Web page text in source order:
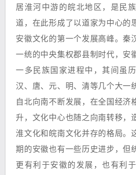
居淮河中游的皖北地区，是民
道，在此形成了以道家为中心的
安徽文化的第一个发展高峰。秦
一统的中央集权郡县制时代，安
一多民族国家进程中，其间虽
汉、唐、元、明、清等几个大一
自北向南不断发展，在全国经济
升，文化中心也随之向南转移，
淮文化和皖南文化并存的格局。
期的安徽也有一些历史进步，但
更有利于安徽的发展，也有利